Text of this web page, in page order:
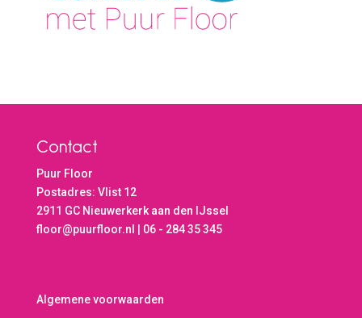
Contact
Puur Floor
Postadres: Vlist 12
2911 GC Nieuwerkerk aan den IJssel
floor@puurfloor.nl | 06 - 284 35 345
Algemene voorwaarden